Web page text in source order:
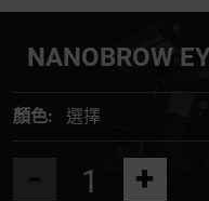
NANOBROW
顏色: 選擇
+